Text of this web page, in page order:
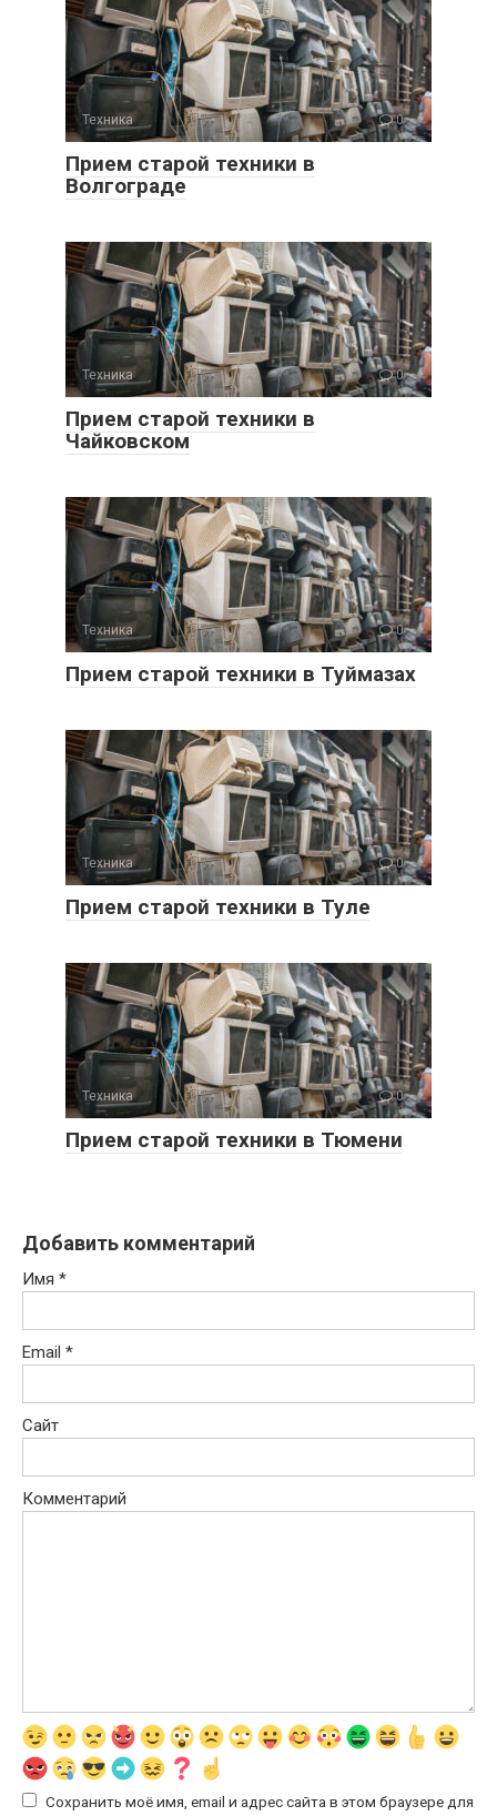
Техника 0
Прием старой техники в
Волгограде
Техника 0
Прием старой техники в
Чайковском
Техника 0
Прием старой техники в Туймазах
Техника 0
Прием старой техники в Туле
Техника 0
Прием старой техники в Тюмени
Добавить комментарий
Имя *
Email *
Сайт
Комментарий
Сохранить моё имя, email и адрес сайта в этом браузере для